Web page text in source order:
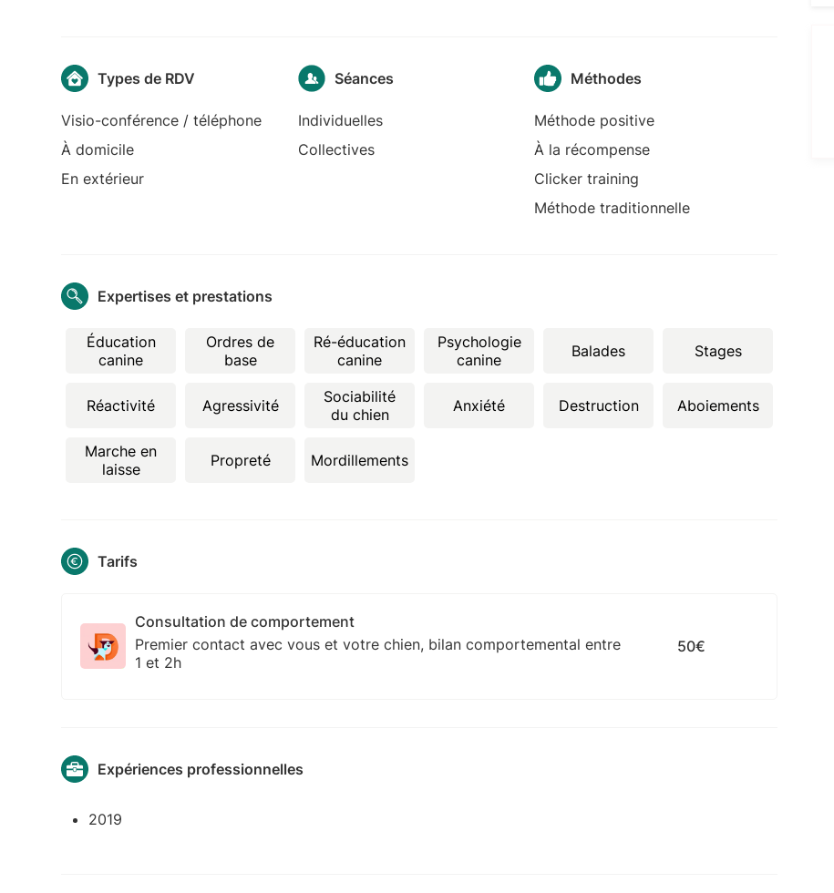
Types de RDV
Visio-conférence / téléphone
À domicile
En extérieur
Séances
Individuelles
Collectives
Méthodes
Méthode positive
À la récompense
Clicker training
Méthode traditionnelle
Expertises et prestations
Éducation
canine
Ordres de
base
Ré-éducation
canine
Psychologie
canine
Balades Stages
Réactivité Agressivité
Sociabilité
du chien
Anxiété Destruction Aboiements
Marche en
laisse
Propreté Mordillements
Tarifs
Consultation de comportement
Premier contact avec vous et votre chien, bilan comportemental entre
1 et 2h
50€
Expériences professionnelles
2019